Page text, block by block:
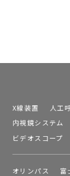
X線装置 人工
内視鏡システム
ビデオスコープ
オリンパス 富